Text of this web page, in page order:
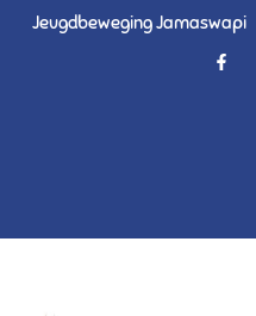
Jeugdbeweging Jamaswapi